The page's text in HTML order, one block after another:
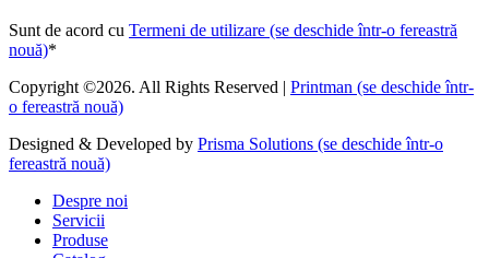
Sunt de acord cu Termeni de utilizare (se deschide într-o fereastră
nouă)*
Copyright ©2026. All Rights Reserved | Printman (se deschide într-
o fereastră nouă)
Designed & Developed by Prisma Solutions (se deschide într-o
fereastră nouă)
Despre noi
Servicii
Produse